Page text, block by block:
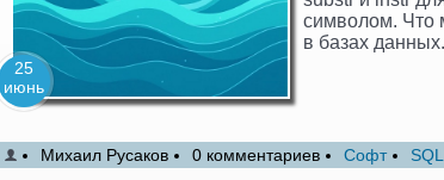
25
июнь
символом. Что
в базах данных.
Михаил Русаков 0 комментариев Софт SQL